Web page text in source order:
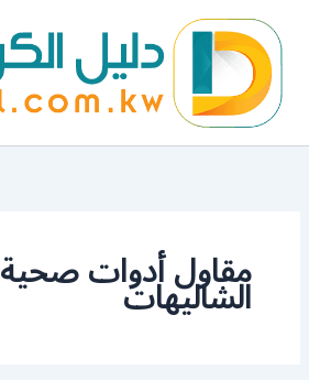
المحتوى
مقاول أدوات صحية
الشاليهات